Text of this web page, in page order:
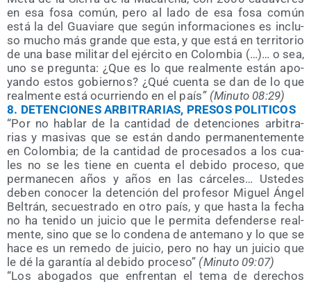
en esa fosa común, pero al lado de esa fosa común
está la del Gua­via­re que según infor­ma­cio­nes es inclu­
so mucho más gran­de que esta, y que está en terri­to­rio
de una base mili­tar del ejér­ci­to en Colom­bia (…)… o sea,
uno se pre­gun­ta: ¿Que es lo que real­men­te están apo­
yan­do estos gobier­nos? ¿Qué cuen­ta se dan de lo que
real­men­te está ocu­rrien­do en el país” (Minu­to 08:29)
8. DETENCIONES ARBITRARIAS, PRESOS POLITICOS
“Por no hablar de la can­ti­dad de deten­cio­nes arbi­tra­
rias y masi­vas que se están dan­do per­ma­nen­te­men­te
en Colom­bia; de la can­ti­dad de pro­ce­sa­dos a los cua­
les no se les tie­ne en cuen­ta el debi­do pro­ce­so, que
per­ma­ne­cen años y años en las cár­ce­les… Uste­des
deben cono­cer la deten­ción del pro­fe­sor Miguel Ángel
Bel­trán, secues­tra­do en otro país, y que has­ta la fecha
no ha teni­do un jui­cio que le per­mi­ta defen­der­se real­
men­te, sino que se lo con­de­na de ante­mano y lo que se
hace es un reme­do de jui­cio, pero no hay un jui­cio que
le dé la garan­tía al debi­do pro­ce­so” (Minu­to 09:07)
“Los abo­ga­dos que enfren­tan el tema de dere­chos